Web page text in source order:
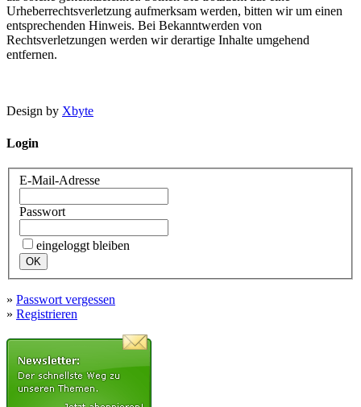
Urheberrechtsverletzung aufmerksam werden, bitten wir um einen
entsprechenden Hinweis. Bei Bekanntwerden von
Rechtsverletzungen werden wir derartige Inhalte umgehend
entfernen.
Design by Xbyte
Login
E-Mail-Adresse
Passwort
eingeloggt bleiben
» Passwort vergessen
» Registrieren